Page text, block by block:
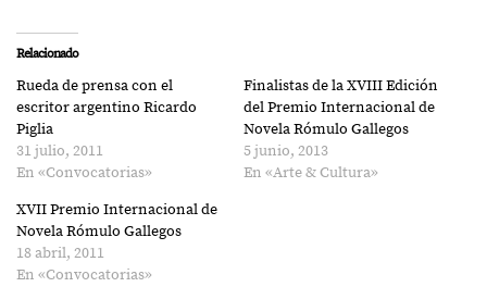
Twitter
(Se
abre
en
una
ventana
nueva)
una
ventana
Relacionado
Rueda de prensa con el
escritor argentino Ricardo
Piglia
31 julio, 2011
En «Convocatorias»
Finalistas de la XVIII Edición
del Premio Internacional de
Novela Rómulo Gallegos
5 junio, 2013
En «Arte & Cultura»
XVII Premio Internacional de
Novela Rómulo Gallegos
18 abril, 2011
En «Convocatorias»